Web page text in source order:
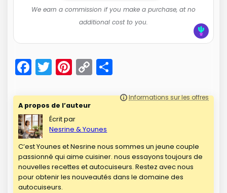
We earn a commission if you make a purchase, at no
additional cost to you.
F
a
c
e
b
o
o
k
T
w
itt
er
Pi
nt
er
e
st
C
o
p
Li
n
k
P
t
er
A propos de l’auteur
Écrit par
Nesrine & Younes
C’est Younes et Nesrine nous sommes un jeune couple
passionné qui aime cuisiner. nous essayons toujours de
nouvelles recettes et autocuiseurs. Restez avec nous
pour obtenir les nouveautés dans le domaine des
autocuiseurs.